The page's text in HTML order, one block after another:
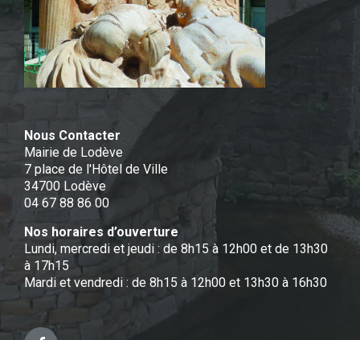
Nous Contacter
Mairie de Lodève
7 place de l'Hôtel de Ville
34700 Lodève
04 67 88 86 00
Nos horaires d’ouverture
Lundi, mercredi et jeudi : de 8h15 à 12h00 et de 13h30
à 17h15
Mardi et vendredi : de 8h15 à 12h00 et 13h30 à 16h30